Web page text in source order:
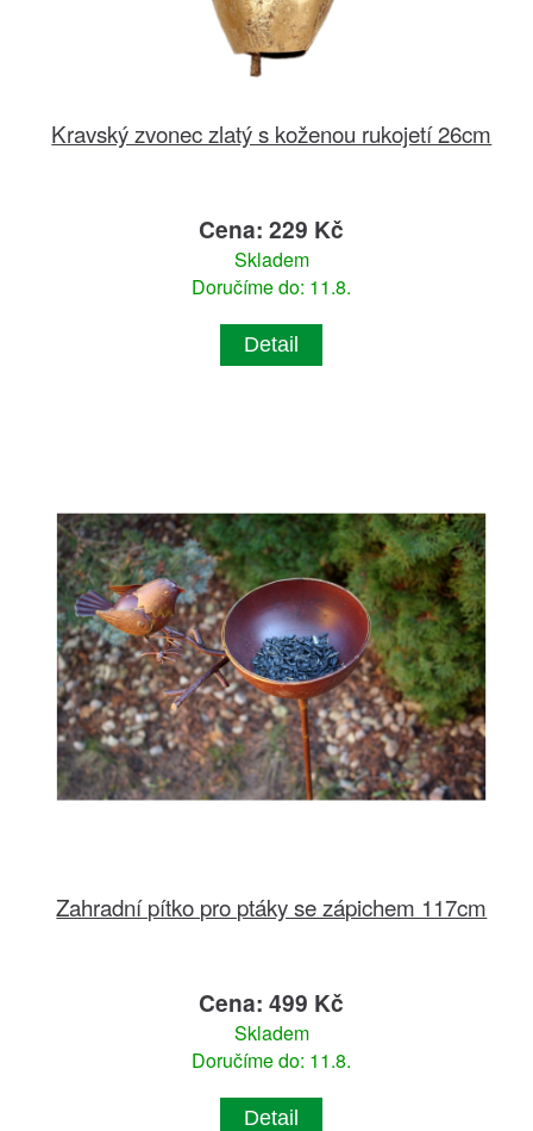
Kravský zvonec zlatý s koženou rukojetí 26cm
Cena: 229 Kč
Skladem
Doručíme do: 11.8.
Detail
Zahradní pítko pro ptáky se zápichem 117cm
Cena: 499 Kč
Skladem
Doručíme do: 11.8.
Detail